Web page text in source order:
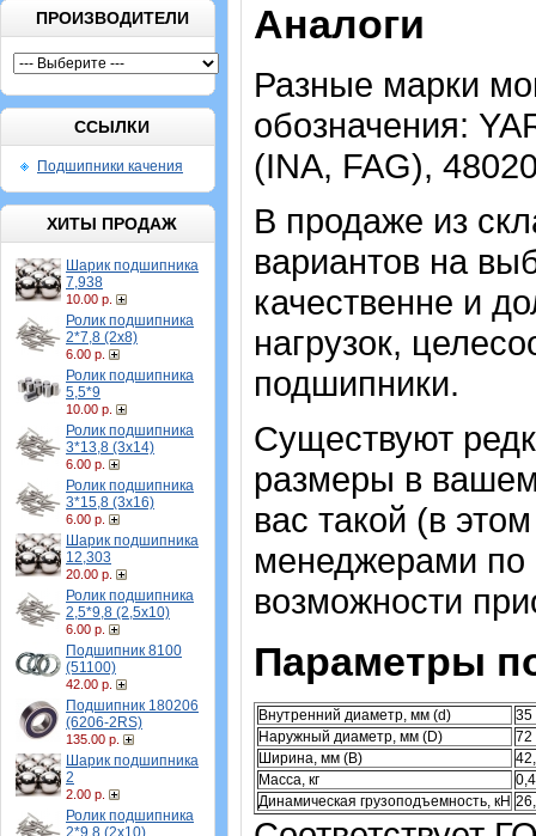
ПРОИЗВОДИТЕЛИ
ССЫЛКИ
Подшипники качения
ХИТЫ ПРОДАЖ
Шарик подшипника
7,938
10.00 р.
Ролик подшипника
2*7,8 (2х8)
6.00 р.
Ролик подшипника
5,5*9
10.00 р.
Ролик подшипника
3*13,8 (3х14)
6.00 р.
Ролик подшипника
3*15,8 (3х16)
6.00 р.
Шарик подшипника
12,303
20.00 р.
Ролик подшипника
2,5*9,8 (2,5х10)
6.00 р.
Подшипник 8100
(51100)
42.00 р.
Подшипник 180206
(6206-2RS)
135.00 р.
Шарик подшипника
2
2.00 р.
Ролик подшипника
2*9,8 (2х10)
Аналоги
Разные марки
обозначения:
(INA, FAG),
В продаже из
вариантов на
качественне и
нагрузок,
подшипники.
Существуют
размеры в
вас такой (в
менеджерами по
возможности
Параметры
Внутренний диаметр, мм (d)
35
Наружный диаметр, мм (D)
72
Ширина, мм (B)
Масса, кг
Динамическая грузоподъемность, кН